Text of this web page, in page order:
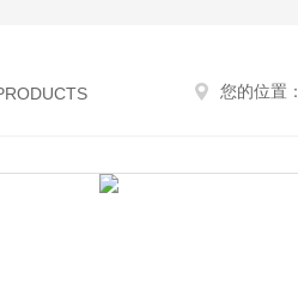
您的位置：